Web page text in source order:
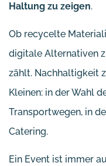
Haltung zu zeigen.
Ob recycelte
digitale Alternativen
zählt. Nachhaltigkeit
Kleinen: in der Wahl
Transportwegen, in
Catering.
Ein Event ist immer